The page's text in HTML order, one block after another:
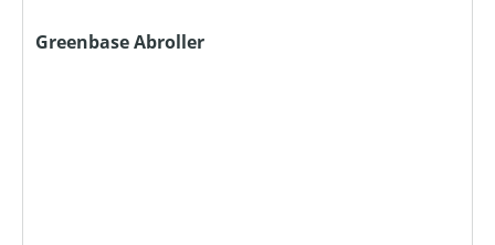
Greenbase Abroller